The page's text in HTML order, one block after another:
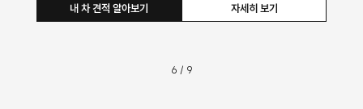
자세히 보기
내 차 견적 알아보기
6 / 9